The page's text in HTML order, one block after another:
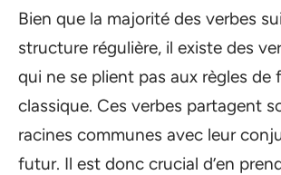
Bien que la majorité des verbes
structure régulière, il existe des
qui ne se plient pas aux règles de
classique. Ces verbes partagent
racines communes avec leur
futur. Il est donc crucial d’en